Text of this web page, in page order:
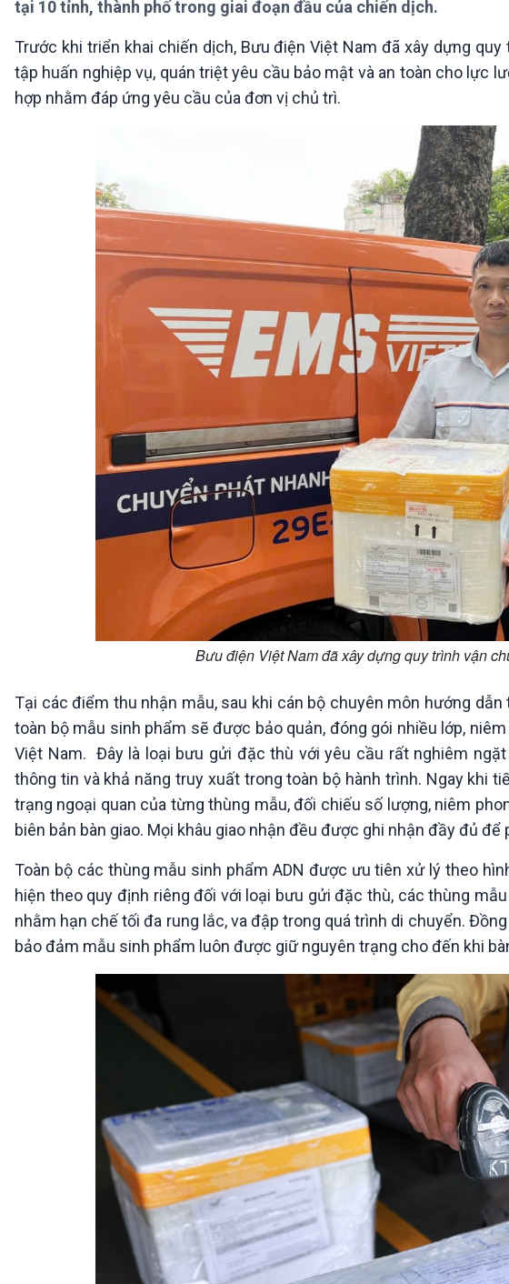
360 độ Sức khỏe
Tài nguyên và Môi trường
Chuyên gia của bạn
Xã hội chuyển động
Kết nối công nghệ
khí hậu
Chát với
Thanh âm ký sự
Chân dung cuộc sống
Các chương trình đặc biệt
tại 10 tỉnh, thành phố trong giai đoạn đầu của chiến dịch.
Trước khi triển khai chiến dịch, Bưu điện Việt Nam đã xây dựng
tập huấn nghiệp vụ, quán triệt yêu cầu bảo mật và an toàn cho lực
hợp nhằm đáp ứng yêu cầu của đơn vị chủ trì.
Bưu điện Việt Nam đã xây dựng quy trình vận
Tại các điểm thu nhận mẫu, sau khi cán bộ chuyên môn hướng
toàn bộ mẫu sinh phẩm sẽ được bảo quản, đóng gói nhiều lớp,
Việt Nam. Đây là loại bưu gửi đặc thù với yêu cầu rất nghiêm
thông tin và khả năng truy xuất trong toàn bộ hành trình. Ngay khi
trạng ngoại quan của từng thùng mẫu, đối chiếu số lượng, niêm
biên bản bàn giao. Mọi khâu giao nhận đều được ghi nhận đầy đủ
Toàn bộ các thùng mẫu sinh phẩm ADN được ưu tiên xử lý theo
hiện theo quy định riêng đối với loại bưu gửi đặc thù, các thùng
nhằm hạn chế tối đa rung lắc, va đập trong quá trình di chuyển.
bảo đảm mẫu sinh phẩm luôn được giữ nguyên trạng cho đến khi